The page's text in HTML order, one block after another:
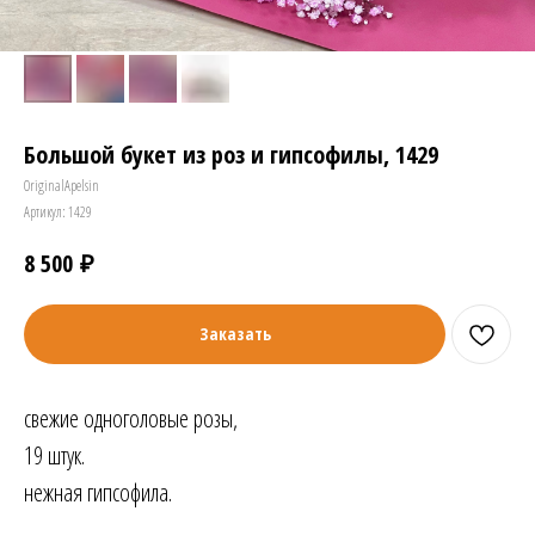
Большой букет из роз и гипсофилы, 1429
OriginalApelsin
Артикул: 1429
8 500 ₽
Заказать
свежие одноголовые розы,
19 штук.
нежная гипсофила.